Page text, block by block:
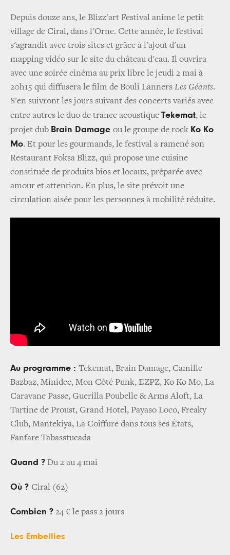
Depuis douze ans, le Blizz'art Festival anime le petit
village de Ciral, dans l'Orne. Cette année, le festival
s'agrandit avec trois sites et grâce à l'ajout d'un
mapping vidéo sur le site du château d'eau. Il ouvrira
avec une soirée cinéma au prix libre le jeudi 2 mai à
20h15 qui diffusera le film de Bouli Lanners Les Géants.
S'en suivront les jours suivant des concerts variés avec
entre autres le duo de trance acoustique Tekemat, le
projet dub Brain Damage ou le groupe de rock Ko Ko
Mo. Et pour les gourmands, le festival a ramené son
Restaurant Foksa Blizz, qui propose une cuisine
constituée de produits bios et locaux, préparée avec
amour et attention. En plus, le site prévoit une
circulation aisée pour les personnes à mobilité réduite.
Au programme : Tekemat, Brain Damage, Camille
Bazbaz, Minidec, Mon Côté Punk, EZPZ, Ko Ko Mo, La
Caravane Passe, Guerilla Poubelle & Arms Aloft, La
Tartine de Proust, Grand Hotel, Payaso Loco, Freaky
Club, Mantekiya, La Coiffure dans tous ses États,
Fanfare Tabasstucada
Quand ? Du 2 au 4 mai
Où ? Ciral (62)
Combien ? 24 € le pass 2 jours
Les Embellies